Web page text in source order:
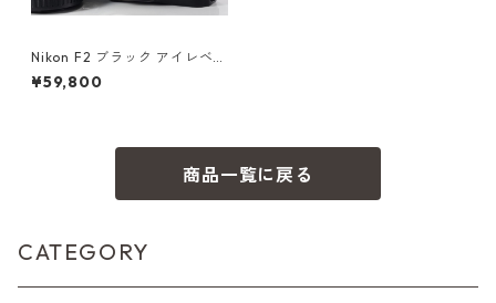
Nikon F2 ブラック アイレベル
ボディ 整備済 ニコン (60533)
¥59,800
商品一覧に戻る
CATEGORY